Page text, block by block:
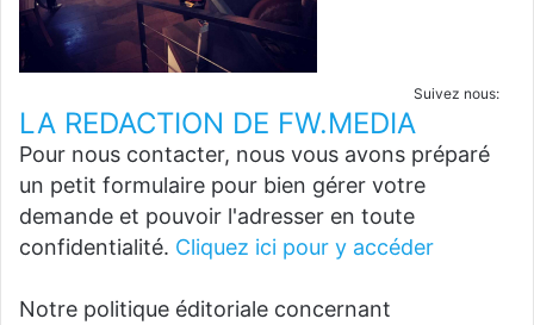
Suivez nous:
LA REDACTION DE FW.MEDIA
Pour nous contacter, nous vous avons préparé
un petit formulaire pour bien gérer votre
demande et pouvoir l'adresser en toute
confidentialité. Cliquez ici pour y accéder
Notre politique éditoriale concernant